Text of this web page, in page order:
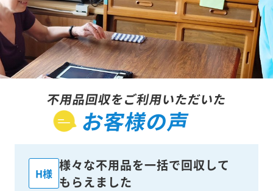
不用品回収をご利用いただいた
お客様の声
H様
様々な不用品を一括で回収して
もらえました